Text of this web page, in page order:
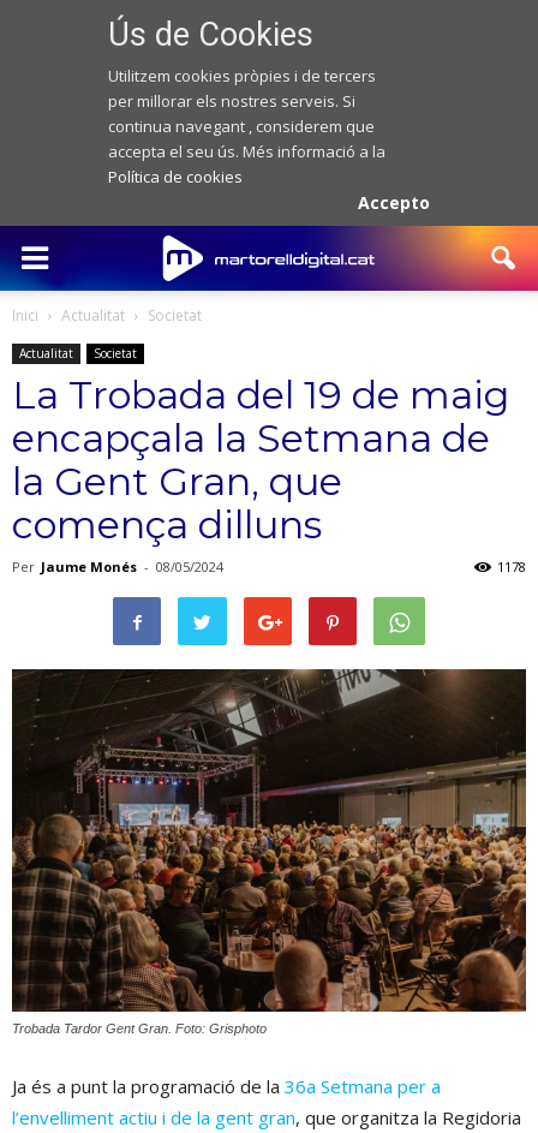
Ús de Cookies
Utilitzem cookies pròpies i de tercers
per millorar els nostres serveis. Si
continua navegant , considerem que
accepta el seu ús. Més informació a la
Política de cookies
Accepto
Inici Actualitat Societat
Actualitat Societat
La Trobada del 19 de maig
encapçala la Setmana de
la Gent Gran, que
comença dilluns
Per Jaume Monés - 08/05/2024 1178
Trobada Tardor Gent Gran. Foto: Grisphoto
Ja és a punt la programació de la 36a Setmana per a
l’envelliment actiu i de la gent gran, que organitza la Regidoria